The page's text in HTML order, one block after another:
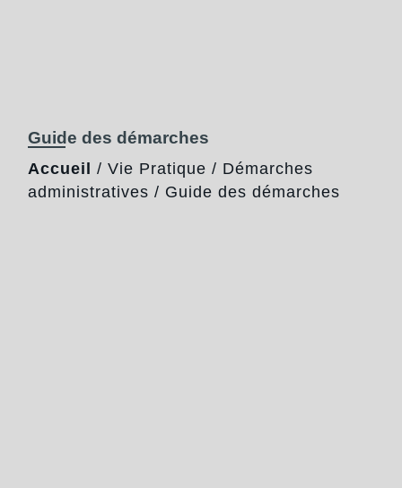
Guide des démarches
Accueil / Vie Pratique / Démarches
administratives / Guide des démarches